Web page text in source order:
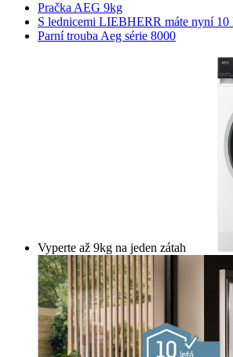
Pračka AEG 9kg
S lednicemi LIEBHERR máte nyní 10
Parní trouba Aeg série 8000
Vyperte až 9kg na jeden zátah